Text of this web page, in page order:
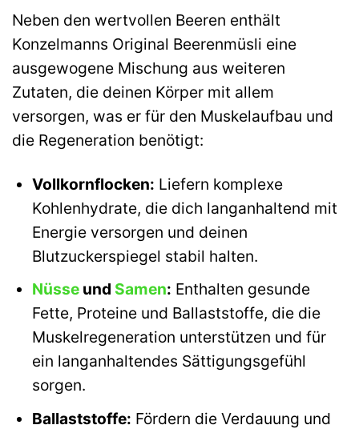
Neben den wertvollen Beeren enthält
Konzelmanns Original Beerenmüsli eine
ausgewogene Mischung aus weiteren
Zutaten, die deinen Körper mit allem
versorgen, was er für den Muskelaufbau und
die Regeneration benötigt:
Vollkornflocken: Liefern komplexe
Kohlenhydrate, die dich langanhaltend mit
Energie versorgen und deinen
Blutzuckerspiegel stabil halten.
Nüsseund Samen: Enthalten gesunde
Fette, Proteine und Ballaststoffe, die die
Muskelregeneration unterstützen und für
ein langanhaltendes Sättigungsgefühl
sorgen.
Ballaststoffe: Fördern die Verdauung und